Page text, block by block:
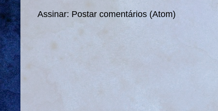
Assinar: Postar comentários (Atom)